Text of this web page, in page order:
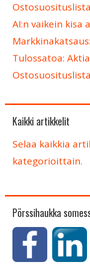
Ostosuosituslista
AI:n vaikein kisa
Tulossatoa:
Ostosuosituslista
Kaikki artikkelit
Selaa kaikkia
kategorioittain.
Pörssihaukka